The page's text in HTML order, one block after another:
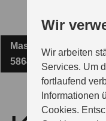
Wir
Wir arbeiten
Services. Um
fortlaufend
Informationen
Cookies.
Hauptinhalt
FIRMA FRIEDEL
MODELLE
Masteweg 4
58640 Iserlohn